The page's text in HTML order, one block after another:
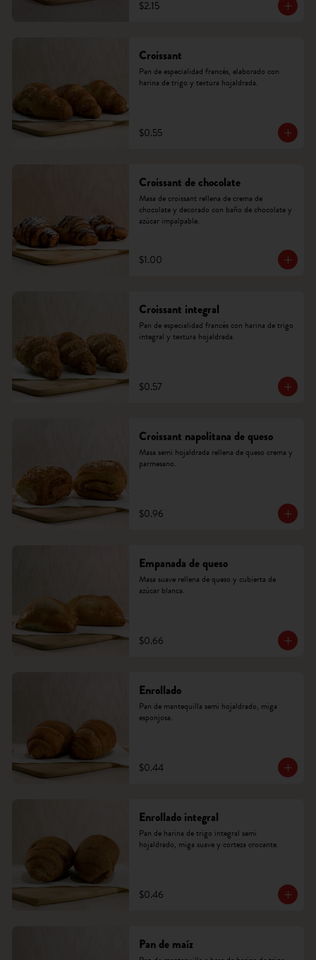
$2.15
Croissant
Pan de especialidad francés, elaborado con
harina de trigo y textura hojaldrada.
$0.55
Croissant de chocolate
Masa de croissant rellena de crema de
chocolate y decorado con baño de chocolate y
azúcar impalpable.
$1.00
Croissant integral
Pan de especialidad francés con harina de trigo
integral y textura hojaldrada.
$0.57
Croissant napolitana de queso
Masa semi hojaldrada rellena de queso crema y
parmesano.
$0.96
Empanada de queso
Masa suave rellena de queso y cubierta de
azúcar blanca.
$0.66
Enrollado
Pan de mantequilla semi hojaldrado, miga
esponjosa.
$0.44
Enrollado integral
Pan de harina de trigo integral semi
hojaldrado, miga suave y corteza crocante.
$0.46
Pan de maíz